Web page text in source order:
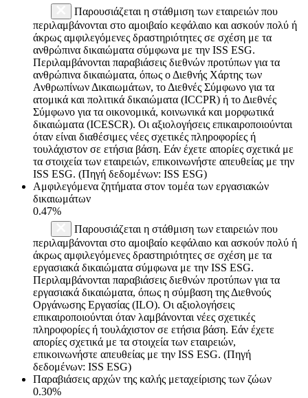
Παρουσιάζεται η στάθμιση των εταιρειών που
περιλαμβάνονται στο αμοιβαίο κεφάλαιο και ασκούν πολύ ή
άκρως αμφιλεγόμενες δραστηριότητες σε σχέση με τα
ανθρώπινα δικαιώματα σύμφωνα με την ISS ESG.
Περιλαμβάνονται παραβιάσεις διεθνών προτύπων για τα
ανθρώπινα δικαιώματα, όπως ο Διεθνής Χάρτης των
Ανθρωπίνων Δικαιωμάτων, το Διεθνές Σύμφωνο για τα
ατομικά και πολιτικά δικαιώματα (ICCPR) ή το Διεθνές
Σύμφωνο για τα οικονομικά, κοινωνικά και μορφωτικά
δικαιώματα (ICESCR). Οι αξιολογήσεις επικαιροποιούνται
όταν είναι διαθέσιμες νέες σχετικές πληροφορίες ή
τουλάχιστον σε ετήσια βάση. Εάν έχετε απορίες σχετικά με
τα στοιχεία των εταιρειών, επικοινωνήστε απευθείας με την
ISS ESG. (Πηγή δεδομένων: ISS ESG)
Αμφιλεγόμενα ζητήματα στον τομέα των εργασιακών
δικαιωμάτων
0.47%
Παρουσιάζεται η στάθμιση των εταιρειών που
περιλαμβάνονται στο αμοιβαίο κεφάλαιο και ασκούν πολύ ή
άκρως αμφιλεγόμενες δραστηριότητες σε σχέση με τα
εργασιακά δικαιώματα σύμφωνα με την ISS ESG.
Περιλαμβάνονται παραβιάσεις διεθνών προτύπων για τα
εργασιακά δικαιώματα, όπως η σύμβαση της Διεθνούς
Οργάνωσης Εργασίας (ILO). Οι αξιολογήσεις
επικαιροποιούνται όταν λαμβάνονται νέες σχετικές
πληροφορίες ή τουλάχιστον σε ετήσια βάση. Εάν έχετε
απορίες σχετικά με τα στοιχεία των εταιρειών,
επικοινωνήστε απευθείας με την ISS ESG. (Πηγή
δεδομένων: ISS ESG)
Παραβιάσεις αρχών της καλής μεταχείρισης των ζώων
0.30%